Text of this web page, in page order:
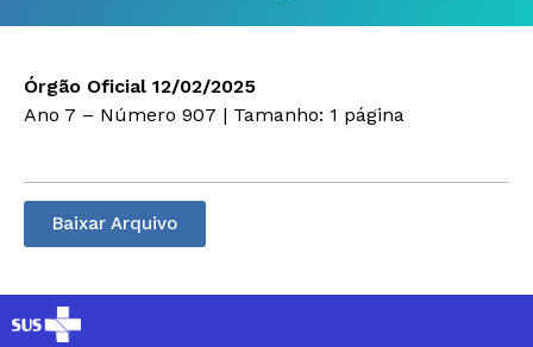
Órgão Oficial 12/02/2025
Ano 7 – Número 907 | Tamanho: 1 página
Baixar Arquivo